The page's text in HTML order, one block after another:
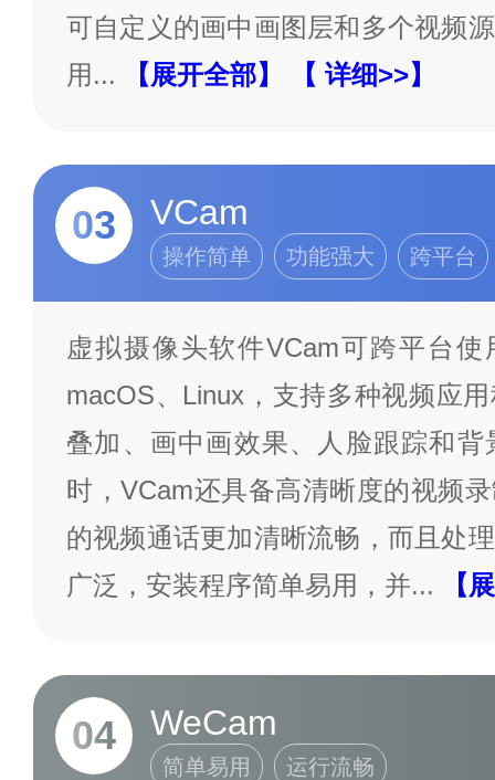
可自定义的画中画图层和多个视频
用 ... 【展开全部】 【 详细>>】
03 VCam
操作简单 功能强大 跨平台
虚拟摄像头软件VCam可跨平台使
macOS、Linux，支持多种视频应
叠加、画中画效果、人脸跟踪和
时，VCam还具备高清晰度的视频
的视频通话更加清晰流畅，而且处
广泛，安装程序简单易用，并... 【
04 WeCam
简单易用 运行流畅